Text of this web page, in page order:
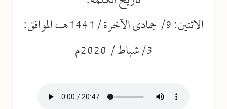
الاثنين: 9/ جمادى الآخرة /1441هـ، الموافق:
3/شباط / 2020م